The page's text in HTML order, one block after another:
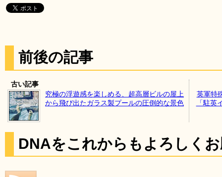
前後の記事
古い記事
究極の浮遊感を楽しめる、超高層ビルの屋上
から飛び出たガラス製プールの圧倒的な景色
英軍特
「駐英
DNAをこれからもよろしく